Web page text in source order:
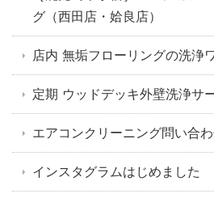
グ（西田店・姶良店）
店内 無垢フローリングの洗浄
定期 ウッドデッキ外壁洗浄サ
エアコンクリーニング問い合わ
インスタグラムはじめました